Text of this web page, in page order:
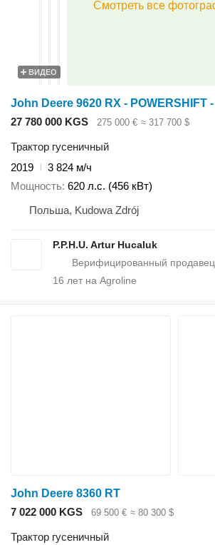
ВИДЕО
27 780 000 KGS 275 000 € ≈ 317 700 $
Трактор гусеничный
2019
3 824 м/ч
Мощность 620 л.с. (456 кВт)
Польша, Kudowa Zdrój
P.P.H.U. Artur Hucaluk
16 лет на Agroline
John Deere 8360 RT
7 022 000 KGS
69 500 € ≈ 80 300 $
Трактор гусеничный